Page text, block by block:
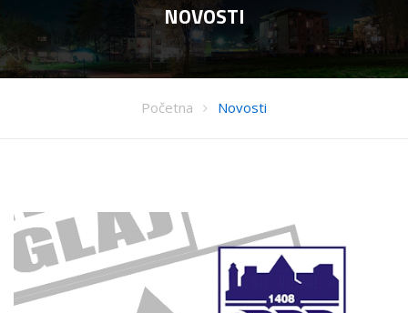
NOVOSTI
Početna Novosti